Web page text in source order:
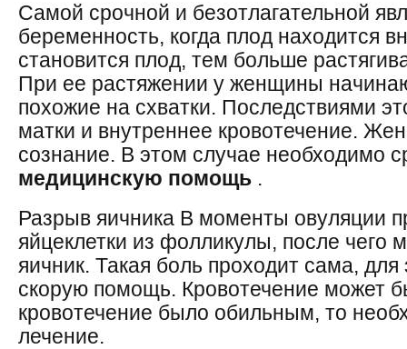
Самой срочной и безотлагательной
беременность, когда плод находится
становится плод, тем больше
При ее растяжении у женщины
похожие на схватки. Последствиями
матки и внутреннее кровотечение.
сознание. В этом случае необходимо
медицинскую помощь .
Разрыв яичника В моменты овуляции
яйцеклетки из фолликулы, после чего
яичник. Такая боль проходит сама,
скорую помощь. Кровотечение может
кровотечение было обильным, то
лечение.